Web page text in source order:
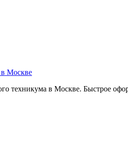
в Москве
техникума в Москве. Быстрое